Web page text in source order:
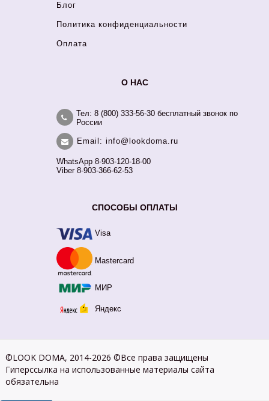
Блог
Политика конфиденциальности
Оплата
О НАС
Тел: 8 (800) 333-56-30 бесплатный звонок по
России
Email: info@lookdoma.ru
WhatsApp 8-903-120-18-00
Viber 8-903-366-62-53
СПОСОБЫ ОПЛАТЫ
Visa
Mastercard
МИР
Яндекс
©LOOK DOMA, 2014-2026 ©Все права защищены
Гиперссылка на использованные материалы сайта
обязательна